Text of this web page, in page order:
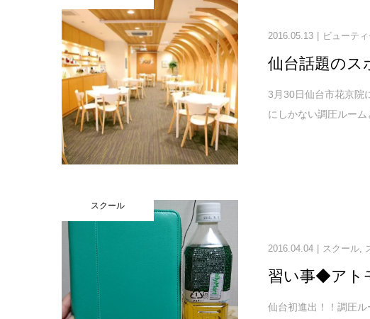
2016.05.13 ビューティ
仙台話題のス
3月30日仙台市花京院
にしかない調圧ルーム
スクール
2016.04.04 スクール
習い事◆アト
仙台初進出！！調圧